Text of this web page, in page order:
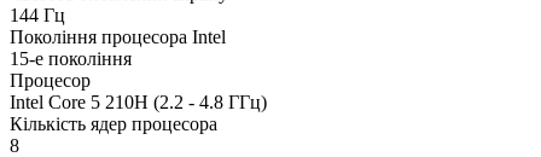
144 Гц
Покоління процесора Intel
15-е покоління
Процесор
Intel Core 5 210H (2.2 - 4.8 ГГц)
Кількість ядер процесора
8